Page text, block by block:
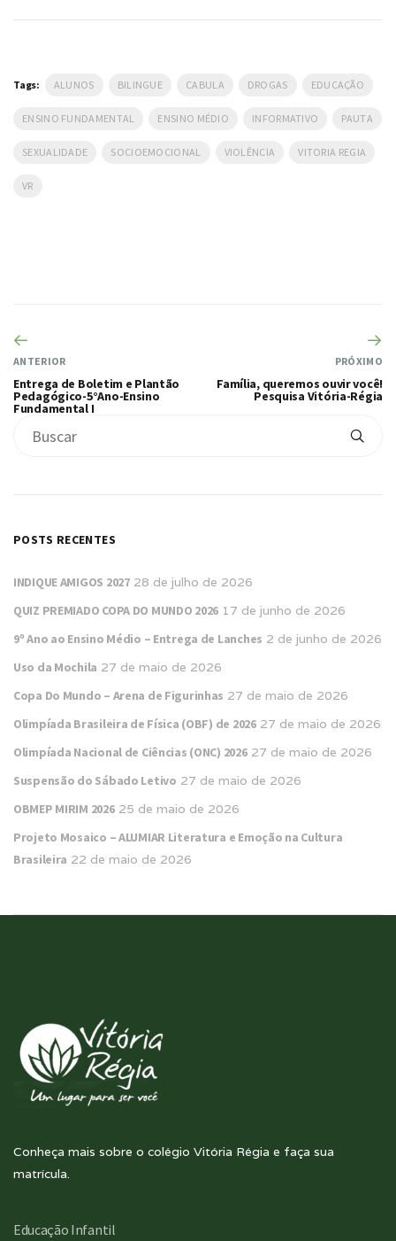
Tags: ALUNOS BILINGUE CABULA DROGAS EDUCAÇÃO
ENSINO FUNDAMENTAL ENSINO MÉDIO INFORMATIVO PAUTA
SEXUALIDADE SOCIOEMOCIONAL VIOLÊNCIA VITORIA REGIA
VR
ANTERIOR
Entrega de Boletim e Plantão
Pedagógico-5°Ano-Ensino
Fundamental I
PRÓXIMO
Família, queremos ouvir você!
Pesquisa Vitória-Régia
POSTS RECENTES
INDIQUE AMIGOS 2027 28 de julho de 2026
QUIZ PREMIADO COPA DO MUNDO 2026 17 de junho de 2026
9º Ano ao Ensino Médio – Entrega de Lanches 2 de junho de 2026
Uso da Mochila 27 de maio de 2026
Copa Do Mundo – Arena de Figurinhas 27 de maio de 2026
Olimpíada Brasileira de Física (OBF) de 2026 27 de maio de 2026
Olimpíada Nacional de Ciências (ONC) 2026 27 de maio de 2026
Suspensão do Sábado Letivo 27 de maio de 2026
OBMEP MIRIM 2026 25 de maio de 2026
Projeto Mosaico – ALUMIAR Literatura e Emoção na Cultura
Brasileira 22 de maio de 2026
Conheça mais sobre o colégio Vitória Régia e faça sua
matrícula.
Educação Infantil